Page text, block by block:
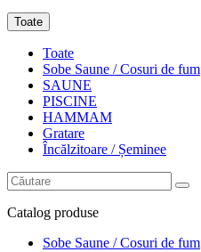
Toate
Toate
Sobe Saune / Cosuri de fum
SAUNE
PISCINE
HAMMAM
Gratare
Încălzitoare / Șeminee
Catalog produse
Sobe Saune / Cosuri de fum